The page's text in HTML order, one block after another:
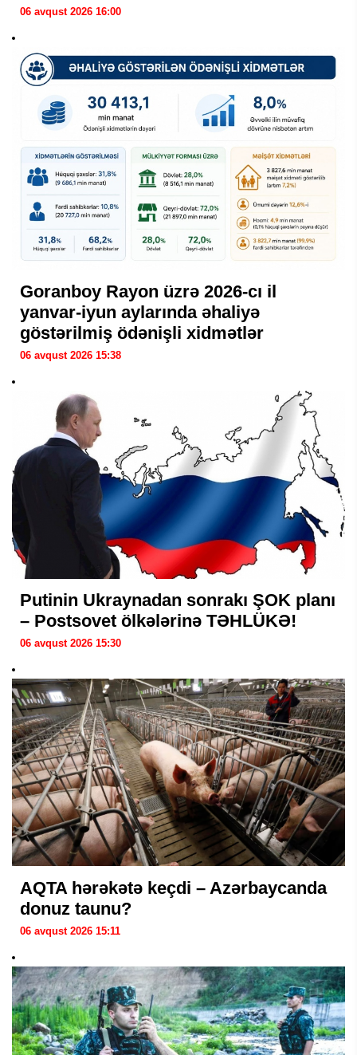
06 avqust 2026 16:00
Goranboy Rayon üzrə 2026-cı il
yanvar-iyun aylarında əhaliyə
göstərilmiş ödənişli xidmətlər
06 avqust 2026 15:38
Putinin Ukraynadan sonrakı ŞOK planı
– Postsovet ölkələrinə TƏHLÜKƏ!
06 avqust 2026 15:30
AQTA hərəkətə keçdi – Azərbaycanda
donuz taunu?
06 avqust 2026 15:11